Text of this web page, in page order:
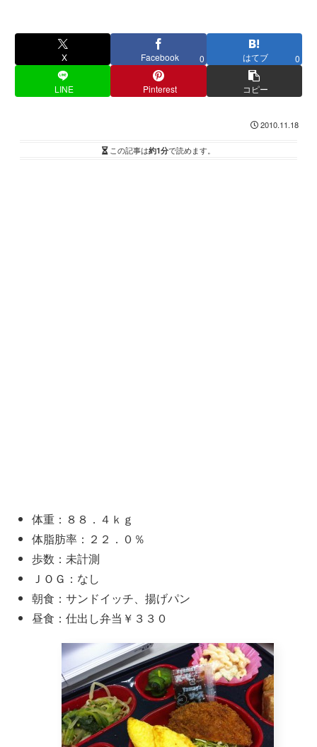
X Facebook 0 はてブ 0
LINE Pinterest コピー
2010.11.18
この記事は約1分で読めます。
体重：８８．４ｋｇ
体脂肪率：２２．０％
歩数：未計測
ＪＯＧ：なし
朝食：サンドイッチ、揚げパン
昼食：仕出し弁当￥３３０